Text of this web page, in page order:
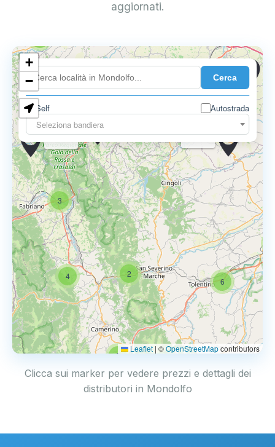
aggiornati.
Cerca
Self
Autostrada
Seleziona bandiera
2
4 2
6
3
0.749 €
0.799 €
0.799 €
+
−
Leaflet | ©OpenStreetMapcontributors
Clicca sui marker per vedere prezzi e dettagli dei
distributori in Mondolfo